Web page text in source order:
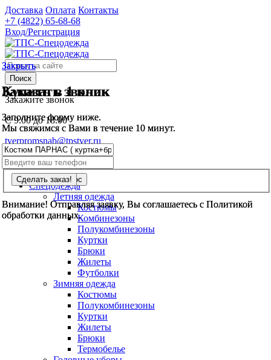
Доставка Оплата Контакты
+7 (4822) 65-68-68
Вход/Регистрация
Поиск
Закажите звонок
С 9.00 до 18.00
tverpromsnab@tpstver.ru
0шт.
Спецодежда
Летняя одежда
Костюмы
Комбинезоны
Полукомбинезоны
Куртки
Брюки
Жилеты
Футболки
Зимняя одежда
Костюмы
Полукомбинезоны
Куртки
Жилеты
Брюки
Термобелье
Закрыть
Заказать звонок
Заполните форму ниже.
Мы свяжимся с Вами в течение 10 минут.
Внимание! Отправляя заявку, Вы соглашаетесь с Политикой
обработки данных.
Закрыть
Купить в 1 клик
Заполните форму ниже.
Мы свяжимся с Вами в течение 10 минут.
Внимание! Отправляя заявку, Вы соглашаетесь с Политикой
обработки данных.